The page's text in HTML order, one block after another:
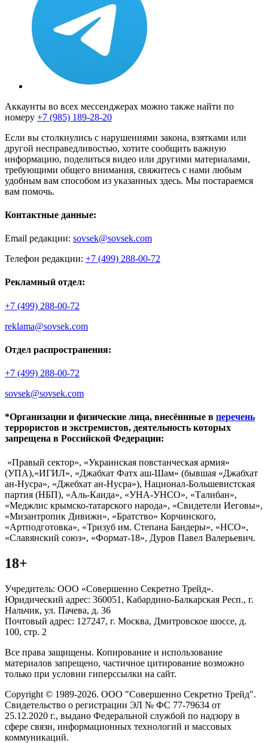
Аккаунты во всех мессенджерах можно также найти по
номеру +7 (985) 189-28-20
Если вы столкнулись с нарушениями закона, взятками или
другой несправедливостью, хотите сообщить важную
информацию, поделиться видео или другими материалами,
требующими общего внимания, свяжитесь с нами любым
удобным вам способом из указанных здесь. Мы постараемся
вам помочь.
Контактные данные:
Email редакции: sovsek@sovsek.com
Телефон редакции: +7 (499) 288-00-72
Рекламный отдел:
+7 (499) 288-00-72
reklama@sovsek.com
Отдел распространения:
+7 (499) 288-00-72
sovsek@sovsek.com
*Организации и физические лица, внесённные в перечень
террористов и экстремистов, деятельность которых
запрещена в Российской Федерации:
«Правый сектор», «Украинская повстанческая армия»
(УПА),«ИГИЛ», «Джабхат Фатх аш-Шам» (бывшая «Джабхат
ан-Нусра», «Джебхат ан-Нусра»), Национал-Большевистская
партия (НБП), «Аль-Каида», «УНА-УНСО», «Талибан»,
«Меджлис крымско-татарского народа», «Свидетели Иеговы»,
«Мизантропик Дивижн», «Братство» Корчинского,
«Артподготовка», «Тризуб им. Степана Бандеры», «НСО»,
«Славянский союз», «Формат-18», Дуров Павел Валерьевич.
18+
Учредитель: ООО «Совершенно Секретно Трейд».
Юридический адрес: 360051, Кабардино-Балкарская Респ., г.
Нальчик, ул. Пачева, д. 36
Почтовый адрес: 127247, г. Москва, Дмитровское шоссе, д.
100, стр. 2
Все права защищены. Копирование и использование
материалов запрещено, частичное цитирование возможно
только при условии гиперссылки на сайт.
Copyright © 1989-2026. ООО "Совершенно Секретно Трейд".
Свидетельство о регистрации ЭЛ № ФС 77-79634 от
25.12.2020 г., выдано Федеральной службой по надзору в
сфере связи, информационных технологий и массовых
коммуникаций.